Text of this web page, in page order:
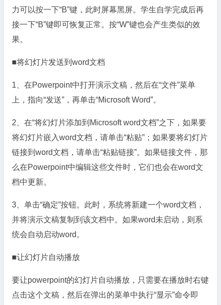
力可以按一下“B”键，此时屏幕黑屏。学生自学完成后再
接一下“B”键即可恢复正常。按“W”键也会产生类似的效
果。
■将幻灯片发送到word文档
1、在Powerpoint中打开演示文稿，然后在“文件”菜单
上，指向“发送”，再单击“Microsoft Word”。
2、在“将幻灯片添加到Microsoft word文档”之下，如果要
将幻灯片嵌入word文档，请单击“粘贴”；如果要将幻灯片
链接到word文档，请单击“粘贴链接”。如果链接文件，那
么在Powerpoint中编辑这些文件时，它们也会在word文
档中更新。
3、单击“确定”按钮。此时，系统将新建一个word文档，
并将演示文稿复制到该文档中。如果word未启动，则系
统会自动启动word。
■让幻灯片自动播放
要让powerpoint的幻灯片自动播放，只需要在播放时右键
点击这个文稿，然后在弹出的菜单中执行“显示”命令即